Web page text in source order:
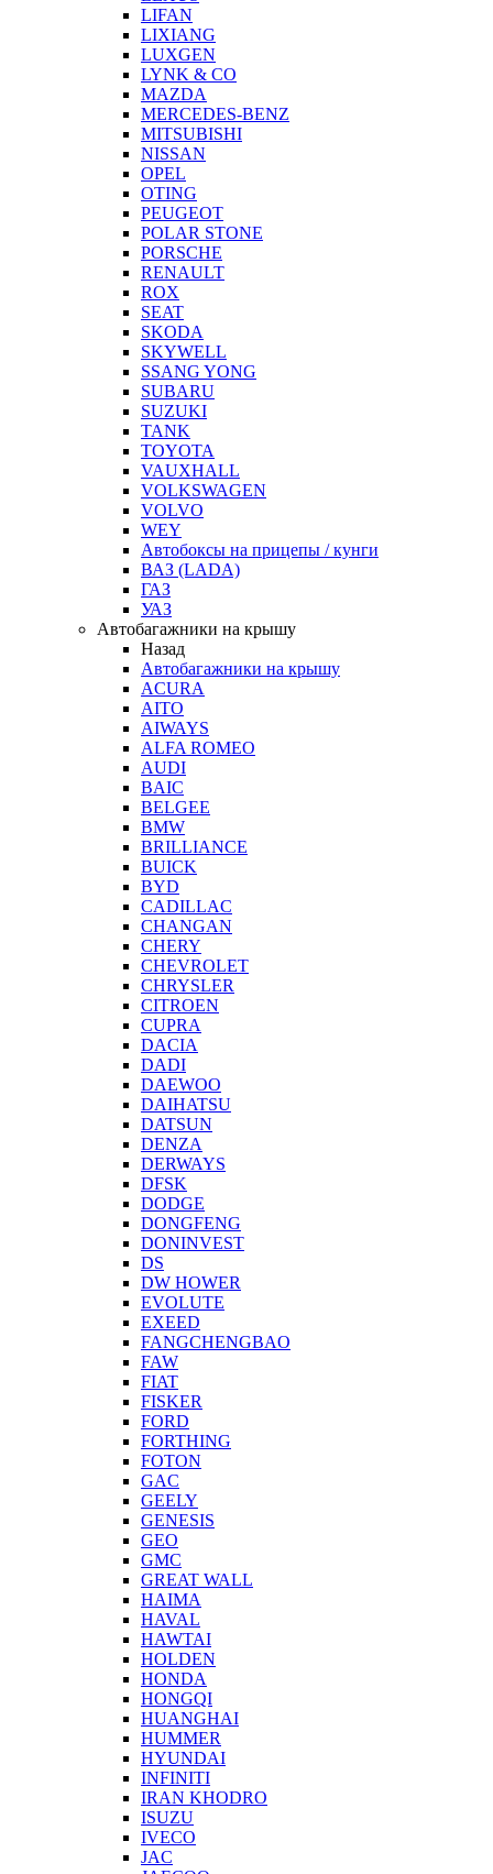
LIFAN
LIXIANG
LUXGEN
LYNK & CO
MAZDA
MERCEDES-BENZ
MITSUBISHI
NISSAN
OPEL
OTING
PEUGEOT
POLAR STONE
PORSCHE
RENAULT
ROX
SEAT
SKODA
SKYWELL
SSANG YONG
SUBARU
SUZUKI
TANK
TOYOTA
VAUXHALL
VOLKSWAGEN
VOLVO
WEY
Автобоксы на прицепы / кунги
ВАЗ (LADA)
ГАЗ
УАЗ
Автобагажники на крышу
Назад
Автобагажники на крышу
ACURA
AITO
AIWAYS
ALFA ROMEO
AUDI
BAIC
BELGEE
BMW
BRILLIANCE
BUICK
BYD
CADILLAC
CHANGAN
CHERY
CHEVROLET
CHRYSLER
CITROEN
CUPRA
DACIA
DADI
DAEWOO
DAIHATSU
DATSUN
DENZA
DERWAYS
DFSK
DODGE
DONGFENG
DONINVEST
DS
DW HOWER
EVOLUTE
EXEED
FANGCHENGBAO
FAW
FIAT
FISKER
FORD
FORTHING
FOTON
GAC
GEELY
GENESIS
GEO
GMC
GREAT WALL
HAIMA
HAVAL
HAWTAI
HOLDEN
HONDA
HONGQI
HUANGHAI
HUMMER
HYUNDAI
INFINITI
IRAN KHODRO
ISUZU
IVECO
JAC